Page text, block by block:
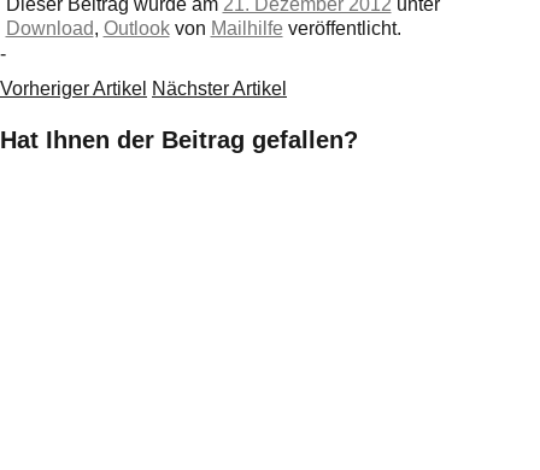
Download, Outlook von Mailhilfe veröffentlicht.
-
Vorheriger Artikel Nächster Artikel
Hat Ihnen der Beitrag gefallen?